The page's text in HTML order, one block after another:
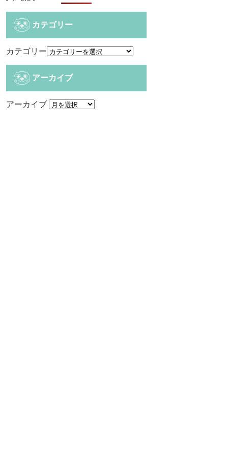
カテゴリー
カテゴリー
アーカイブ
アーカイブ